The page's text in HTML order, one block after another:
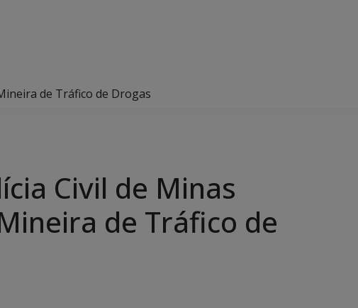
de Tráfico de Drogas
Civil de Minas
de Tráfico de